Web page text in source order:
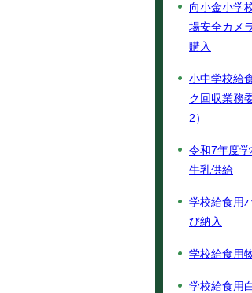
向小金小学
場安全カメ
購入
小中学校給
ク回収業務
2）
令和7年度
牛乳供給
学校給食用
び納入
学校給食用
学校給食用